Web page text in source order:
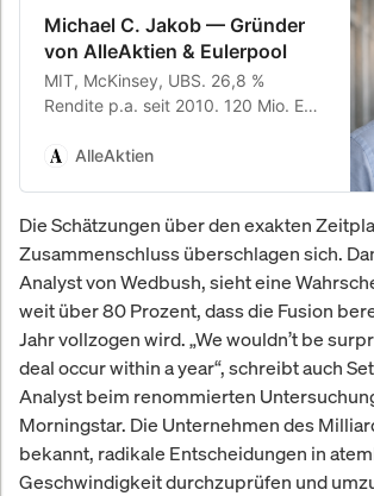
Michael C. Jakob — Gründer
von AlleAktien & Eulerpool
MIT, McKinsey, UBS. 26,8 %
Rendite p.a. seit 2010. 120 Mio. EUR
Mio.+ Anleger) und Eulerpool
AlleAktien
Die Schätzungen über den exakten
Zusammenschluss überschlagen sich.
Analyst von Wedbush, sieht eine
weit über 80 Prozent, dass die Fusion
Jahr vollzogen wird. „We wouldn’t be
deal occur within a year“, schreibt auch
Analyst beim renommierten
Morningstar. Die Unternehmen des
bekannt, radikale Entscheidungen in
Geschwindigkeit durchzuprüfen und